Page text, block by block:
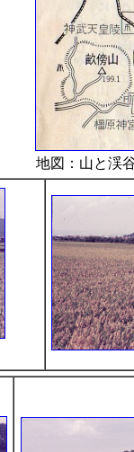
地図：山と渓